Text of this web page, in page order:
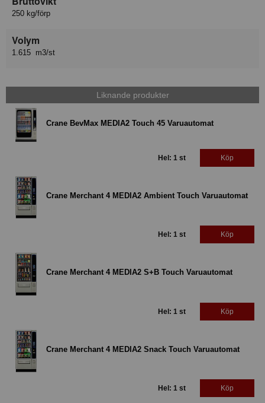
250 kg/förp
Volym
1.615 m3/st
Liknande produkter
Crane BevMax MEDIA2 Touch 45 Varuautomat
Hel: 1 st Köp
Crane Merchant 4 MEDIA2 Ambient Touch Varuautomat
Hel: 1 st Köp
Crane Merchant 4 MEDIA2 S+B Touch Varuautomat
Hel: 1 st Köp
Crane Merchant 4 MEDIA2 Snack Touch Varuautomat
Hel: 1 st Köp